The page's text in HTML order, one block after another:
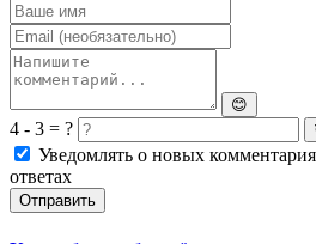
😊
4 - 3 = ?
Уведомлять о новых
ответах
Отправить